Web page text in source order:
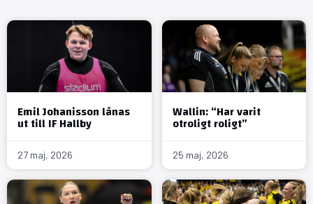
Emil Johanisson lånas
ut till IF Hallby
27 maj, 2026
Wallin: “Har varit
otroligt roligt”
25 maj, 2026